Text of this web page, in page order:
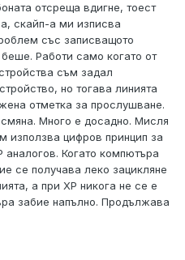
отсреща вдигне, тоест
скайп-а ми изписва
със записващото
Работи само когато от
съм задал
но тогава линията
отметка за прослушване.
Много е досадно. Мисля
използва цифров принцип за
Когато компютъра
се получава леко зацикляне
а при XP никога не се е
забие напълно. Продължава